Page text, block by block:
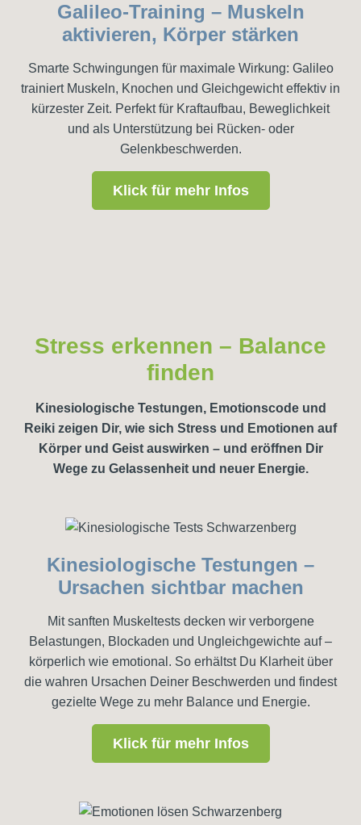
Galileo-Training – Muskeln
aktivieren, Körper stärken
Smarte Schwingungen für maximale Wirkung: Galileo
trainiert Muskeln, Knochen und Gleichgewicht effektiv in
kürzester Zeit. Perfekt für Kraftaufbau, Beweglichkeit
und als Unterstützung bei Rücken- oder
Gelenkbeschwerden.
Klick für mehr Infos
Stress erkennen – Balance
finden
Kinesiologische Testungen, Emotionscode und
Reiki zeigen Dir, wie sich Stress und Emotionen auf
Körper und Geist auswirken – und eröffnen Dir
Wege zu Gelassenheit und neuer Energie.
Kinesiologische Testungen –
Ursachen sichtbar machen
Mit sanften Muskeltests decken wir verborgene
Belastungen, Blockaden und Ungleichgewichte auf –
körperlich wie emotional. So erhältst Du Klarheit über
die wahren Ursachen Deiner Beschwerden und findest
gezielte Wege zu mehr Balance und Energie.
Klick für mehr Infos